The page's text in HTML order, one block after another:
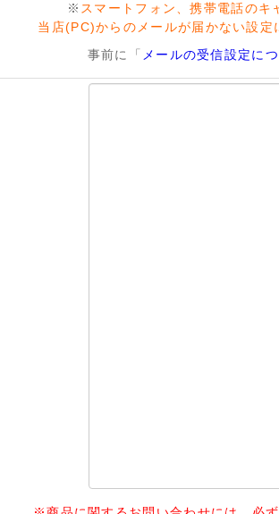
※ スマートフォン、携帯電話のキ
当店(PC)からのメールが届かない設定
事前に「
メールの受信設定に